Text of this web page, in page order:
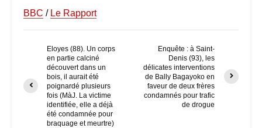
BBC / Le Rapport
Eloyes (88). Un corps
en partie calciné
découvert dans un
bois, il aurait été
poignardé plusieurs
fois (MàJ. La victime
identifiée, elle a déjà
été condamnée pour
braquage et meurtre)
Enquête : à Saint-
Denis (93), les
délicates interventions
de Bally Bagayoko en
faveur de deux frères
condamnés pour trafic
de drogue